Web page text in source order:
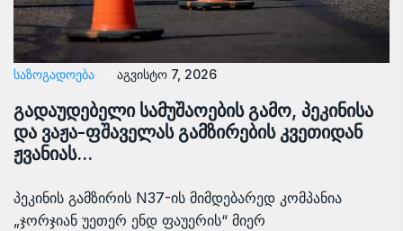
ᲡᲐᲖᲝᲒᲐᲓᲝᲔᲑᲐ აგვისტო 7, 2026
გადაუდებელი სამუშაოების გამო, პეკინისა
და ვაჟა-ფშაველას გამზირების კვეთიდან
ჟვანიას…
პეკინის გამზირის N37-ის მიმდებარედ კომპანია
„ჯორჯიან უეთერ ენდ ფაუერის“ მიერ